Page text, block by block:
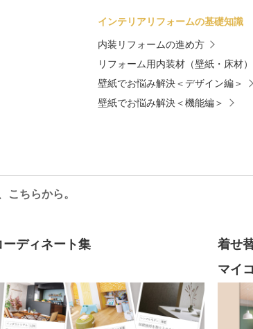
インテリアリフォームの基礎知識
内装リフォームの進め方
リフォーム用内装材（壁紙・床材
壁紙でお悩み解決＜デザイン編＞
壁紙でお悩み解決＜機能編＞
こちらから。
ーディネート集
着せ
マイ